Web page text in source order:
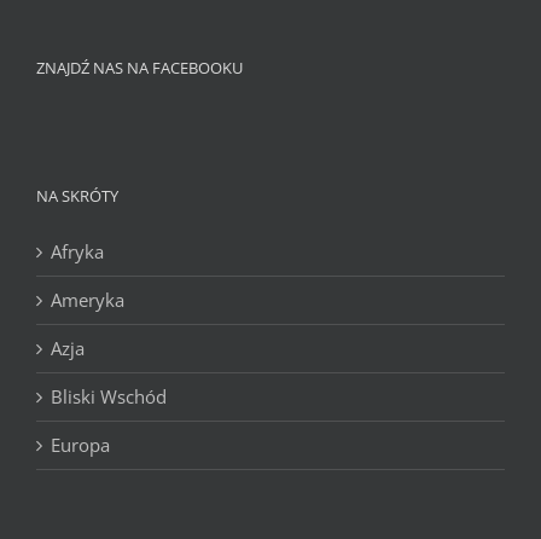
ZNAJDŹ NAS NA FACEBOOKU
NA SKRÓTY
Afryka
Ameryka
Azja
Bliski Wschód
Europa